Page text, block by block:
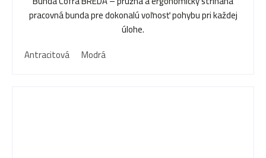
pracovná bunda pre dokonalú voľnosť pohybu pri každej
úlohe.
Antracitová
Modrá